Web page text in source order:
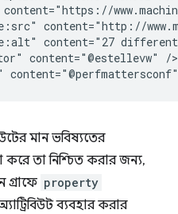
content="http://
content="27
content="@estellevw" />
মান ভবিষ্যতের
করে তা নিশ্চিত করার জন্য,
গ্রাফে property
ব্যবহার করার